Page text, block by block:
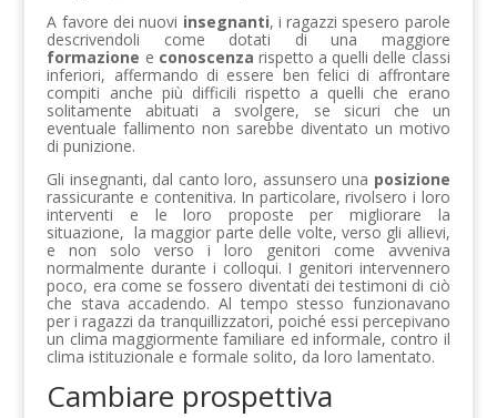
A favore dei nuovi insegnanti, i ragazzi spesero parole
descrivendoli come dotati di una maggiore
formazione e conoscenza rispetto a quelli delle classi
inferiori, affermando di essere ben felici di affrontare
compiti anche più difficili rispetto a quelli che erano
solitamente abituati a svolgere, se sicuri che un
eventuale fallimento non sarebbe diventato un motivo
di punizione.
Gli insegnanti, dal canto loro, assunsero una posizione
rassicurante e contenitiva. In particolare, rivolsero i loro
interventi e le loro proposte per migliorare la
situazione, la maggior parte delle volte, verso gli allievi,
e non solo verso i loro genitori come avveniva
normalmente durante i colloqui. I genitori intervennero
poco, era come se fossero diventati dei testimoni di ciò
che stava accadendo. Al tempo stesso funzionavano
per i ragazzi da tranquillizzatori, poiché essi percepivano
un clima maggiormente familiare ed informale, contro il
clima istituzionale e formale solito, da loro lamentato.
Cambiare prospettiva